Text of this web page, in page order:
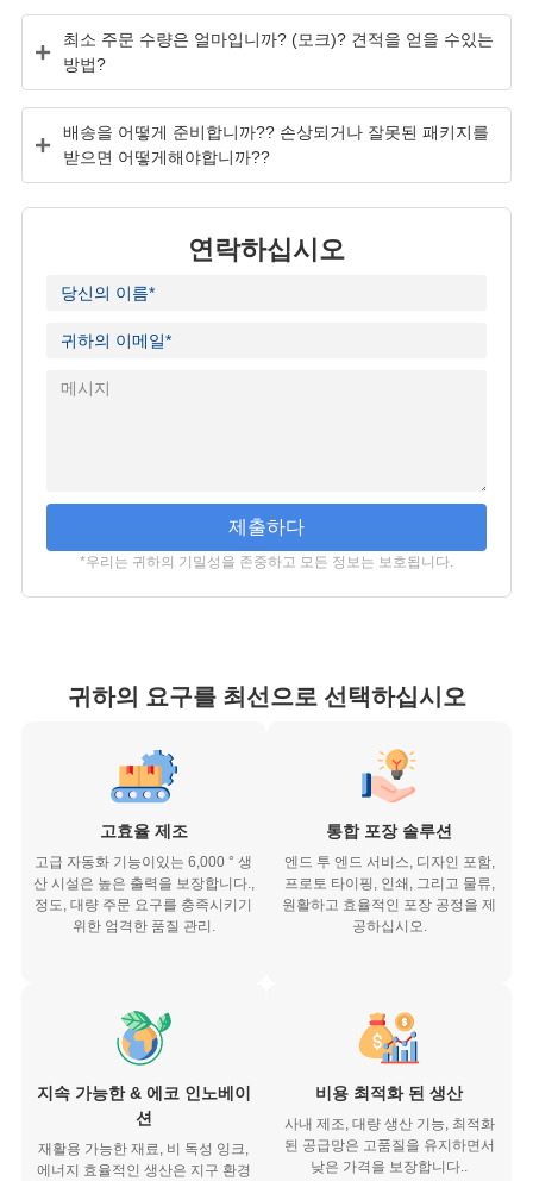
최소 주문 수량은 얼마입니까? (모크)? 견적을 얻을 수있는
방법?
배송을 어떻게 준비합니까?? 손상되거나 잘못된 패키지를
받으면 어떻게해야합니까??
연락하십시오
제출하다
*우리는 귀하의 기밀성을 존중하고 모든 정보는 보호됩니다.
귀하의 요구를 최선으로 선택하십시오
고효율 제조
고급 자동화 기능이있는 6,000 ° 생
산 시설은 높은 출력을 보장합니다.,
정도, 대량 주문 요구를 충족시키기
위한 엄격한 품질 관리.
통합 포장 솔루션
엔드 투 엔드 서비스, 디자인 포함,
프로토 타이핑, 인쇄, 그리고 물류,
원활하고 효율적인 포장 공정을 제
공하십시오.
지속 가능한 & 에코 인노베이
션
재활용 가능한 재료, 비 독성 잉크,
에너지 효율적인 생산은 지구 환경
비용 최적화 된 생산
사내 제조, 대량 생산 기능, 최적화
된 공급망은 고품질을 유지하면서
낮은 가격을 보장합니다..